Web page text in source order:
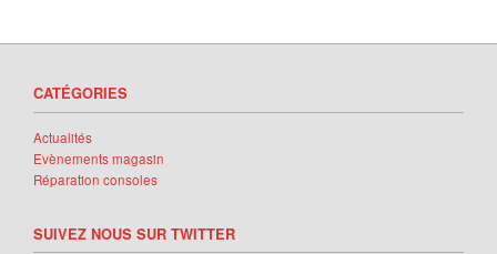
CATÉGORIES
Actualités
Evènements magasin
Réparation consoles
SUIVEZ NOUS SUR TWITTER